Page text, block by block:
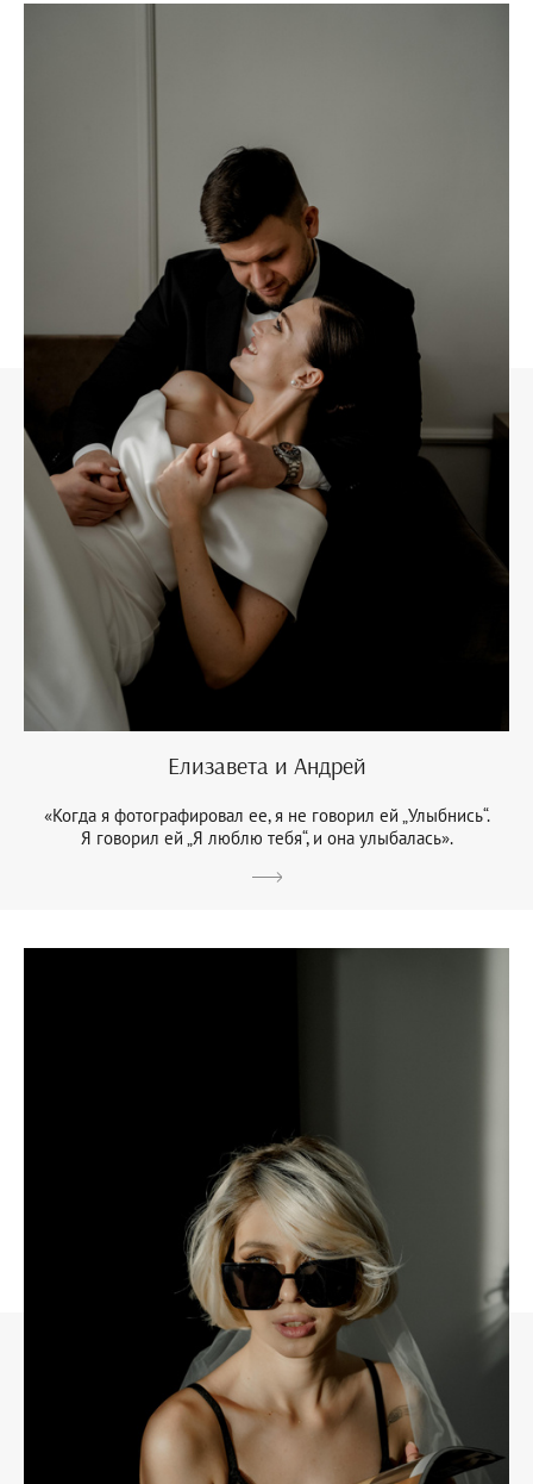
Елизавета и Андрей
«Когда я фотографировал ее, я не говорил ей „Улыбнись“.
Я говорил ей „Я люблю тебя“, и она улыбалась».